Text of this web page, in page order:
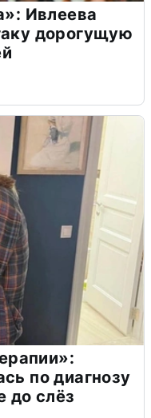
Ивлеева
дорогущую
по диагнозу
до слёз